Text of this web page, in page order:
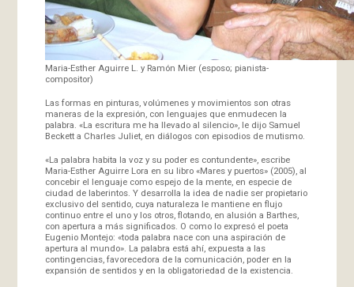
Maria-Esther Aguirre L. y Ramón Mier (esposo; pianista-
compositor)
Las formas en pinturas, volúmenes y movimientos son otras
maneras de la expresión, con lenguajes que enmudecen la
palabra. «La escritura me ha llevado al silencio», le dijo Samuel
Beckett a Charles Juliet, en diálogos con episodios de mutismo.
«La palabra habita la voz y su poder es contundente», escribe
Maria-Esther Aguirre Lora en su libro «Mares y puertos» (2005), al
concebir el lenguaje como espejo de la mente, en especie de
ciudad de laberintos. Y desarrolla la idea de nadie ser propietario
exclusivo del sentido, cuya naturaleza le mantiene en flujo
continuo entre el uno y los otros, flotando, en alusión a Barthes,
con apertura a más significados. O como lo expresó el poeta
Eugenio Montejo: «toda palabra nace con una aspiración de
apertura al mundo». La palabra está ahí, expuesta a las
contingencias, favorecedora de la comunicación, poder en la
expansión de sentidos y en la obligatoriedad de la existencia.